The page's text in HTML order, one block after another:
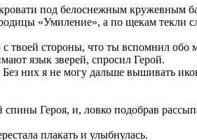
под белоснежным кружевным
«Умиление», а по щекам текли
стороны, что ты вспомнил обо
язык зверей, спросил Герой.
них я не могу дальше вышивать
Героя, и, ловко подобрав
плакать и улыбнулась.